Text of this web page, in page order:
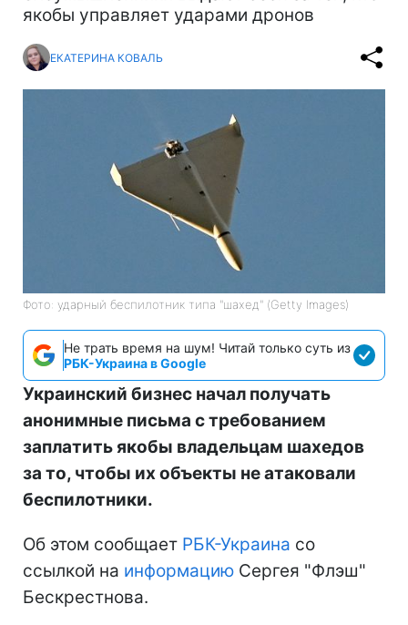
якобы управляет ударами дронов
ЕКАТЕРИНА КОВАЛЬ
Фото: ударный беспилотник типа "шахед" (Getty Images)
Не трать время на шум! Читай только суть из
РБК-Украина в Google
Украинский бизнес начал получать
анонимные письма с требованием
заплатить якобы владельцам шахедов
за то, чтобы их объекты не атаковали
беспилотники.
Об этом сообщает РБК-Украина со
ссылкой на информацию Сергея "Флэш"
Бескрестнова.